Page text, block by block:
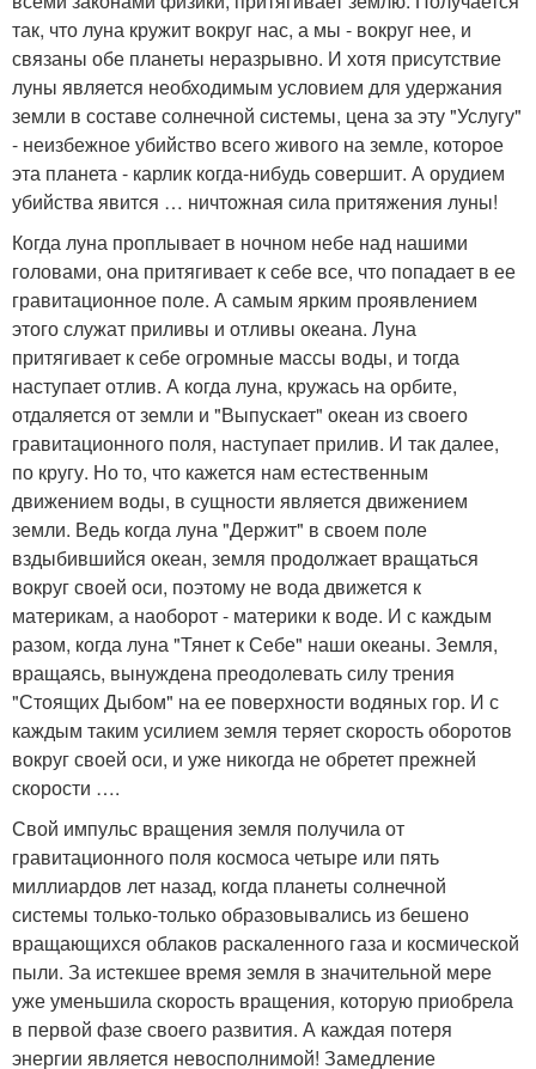
так, что луна кружит вокруг нас, а мы - вокруг нее, и
связаны обе планеты неразрывно. И хотя присутствие
луны является необходимым условием для удержания
земли в составе солнечной системы, цена за эту "Услугу"
- неизбежное убийство всего живого на земле, которое
эта планета - карлик когда-нибудь совершит. А орудием
убийства явится … ничтожная сила притяжения луны!
Когда луна проплывает в ночном небе над нашими
головами, она притягивает к себе все, что попадает в ее
гравитационное поле. А самым ярким проявлением
этого служат приливы и отливы океана. Луна
притягивает к себе огромные массы воды, и тогда
наступает отлив. А когда луна, кружась на орбите,
отдаляется от земли и "Выпускает" океан из своего
гравитационного поля, наступает прилив. И так далее,
по кругу. Но то, что кажется нам естественным
движением воды, в сущности является движением
земли. Ведь когда луна "Держит" в своем поле
вздыбившийся океан, земля продолжает вращаться
вокруг своей оси, поэтому не вода движется к
материкам, а наоборот - материки к воде. И с каждым
разом, когда луна "Тянет к Себе" наши океаны. Земля,
вращаясь, вынуждена преодолевать силу трения
"Стоящих Дыбом" на ее поверхности водяных гор. И с
каждым таким усилием земля теряет скорость оборотов
вокруг своей оси, и уже никогда не обретет прежней
скорости ….
Свой импульс вращения земля получила от
гравитационного поля космоса четыре или пять
миллиардов лет назад, когда планеты солнечной
системы только-только образовывались из бешено
вращающихся облаков раскаленного газа и космической
пыли. За истекшее время земля в значительной мере
уже уменьшила скорость вращения, которую приобрела
в первой фазе своего развития. А каждая потеря
энергии является невосполнимой! Замедление